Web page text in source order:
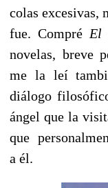
colas excesivas,
fue. Compré El
novelas, breve
me la leí
diálogo
ángel que la
que
a él.